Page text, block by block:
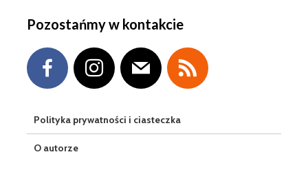
Pozostańmy w kontakcie
Polityka prywatności i ciasteczka
O autorze